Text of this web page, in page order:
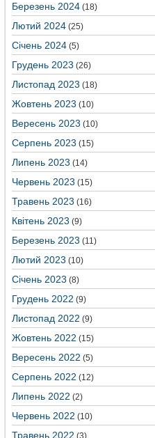
Березень 2024 (18)
Лютий 2024 (25)
Січень 2024 (5)
Грудень 2023 (26)
Листопад 2023 (18)
Жовтень 2023 (10)
Вересень 2023 (10)
Серпень 2023 (15)
Липень 2023 (14)
Червень 2023 (15)
Травень 2023 (16)
Квітень 2023 (9)
Березень 2023 (11)
Лютий 2023 (10)
Січень 2023 (8)
Грудень 2022 (9)
Листопад 2022 (9)
Жовтень 2022 (15)
Вересень 2022 (5)
Серпень 2022 (12)
Липень 2022 (2)
Червень 2022 (10)
Травень 2022 (3)